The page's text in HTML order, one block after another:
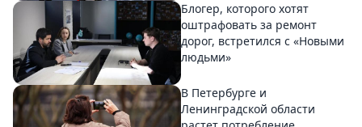
Блогер, которого хотят
оштрафовать за ремонт
дорог, встретился с «Новыми
людьми»
В Петербурге и
Ленинградской области